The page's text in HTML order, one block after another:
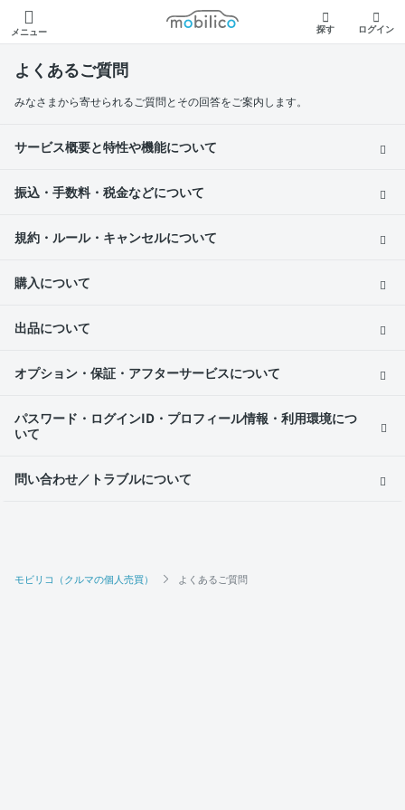
メニュー
モビリコ
探す ログイン
モビリコ（クルマの個人売買） よくあるご質問
よくあるご質問
みなさまから寄せられるご質問とその回答をご案内します。
サービス概要と特性や機能について
振込・手数料・税金などについて
規約・ルール・キャンセルについて
購入について
出品について
オプション・保証・アフターサービスについて
パスワード・ログインID・プロフィール情報・利用環境につ
いて
問い合わせ／トラブルについて